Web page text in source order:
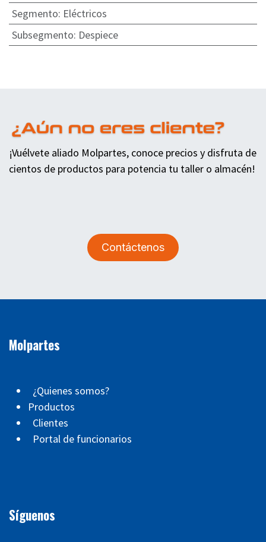
Segmento: Eléctricos
Subsegmento: Despiece
¡Vuélvete aliado Molpartes, conoce precios y disfruta de
cientos de productos para potencia tu taller o almacén!
Contáctenos
Molpartes
¿Quienes somos?
Productos
Clientes
Portal de funcionarios
Síguenos